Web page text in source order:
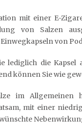
mit einer E-
von Salzen
von
lediglich die
können Sie wie
im Allgemeinen
mit einer